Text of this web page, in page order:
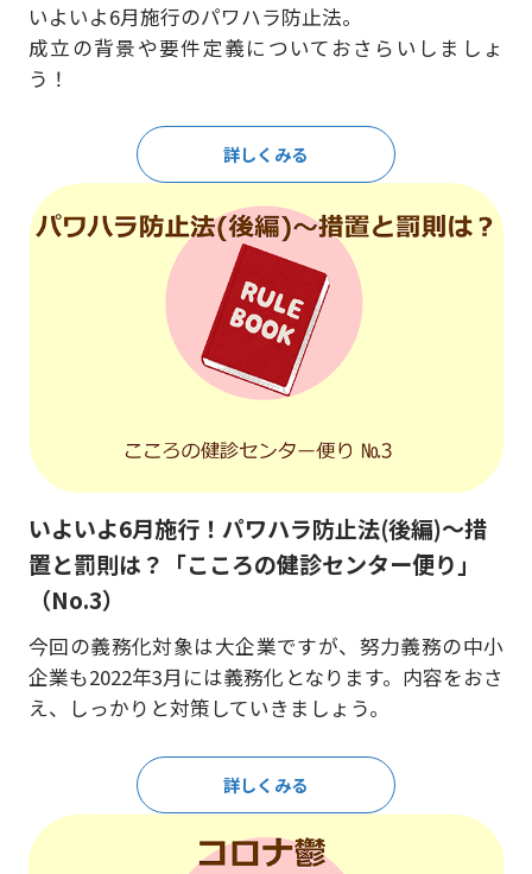
いよいよ6月施行のパワハラ防止法。
成立の背景や要件定義についておさらいしましょ
う！
詳しくみる
いよいよ6月施行！パワハラ防止法(後編)～措
置と罰則は？「こころの健診センター便り」
（No.3）
今回の義務化対象は大企業ですが、努力義務の中小
企業も2022年3月には義務化となります。内容をおさ
え、しっかりと対策していきましょう。
詳しくみる